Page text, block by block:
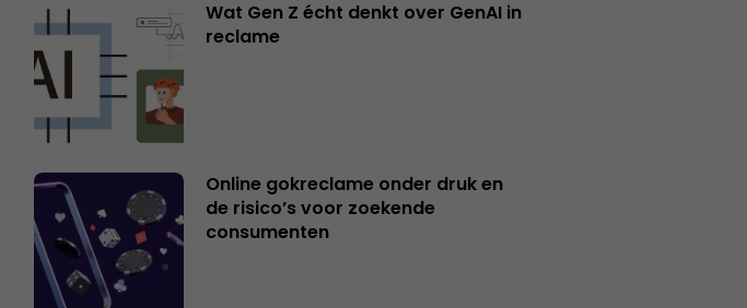
Wat Gen Z écht denkt over GenAI in
reclame
Online gokreclame onder druk en
de risico’s voor zoekende
consumenten